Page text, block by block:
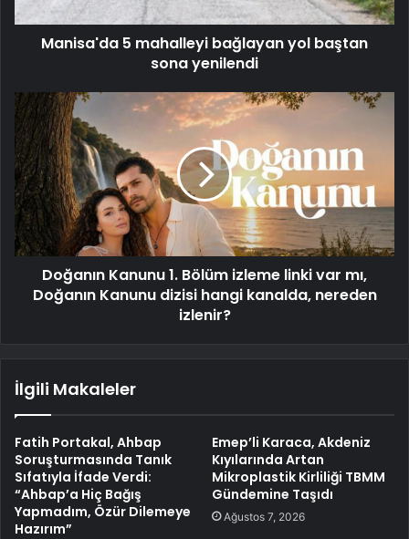
Manisa'da 5 mahalleyi bağlayan yol baştan
sona yenilendi
Doğanın Kanunu 1. Bölüm izleme linki var mı,
Doğanın Kanunu dizisi hangi kanalda, nereden
izlenir?
İlgili Makaleler
Fatih Portakal, Ahbap
Soruşturmasında Tanık
Sıfatıyla İfade Verdi:
“Ahbap’a Hiç Bağış
Yapmadım, Özür Dilemeye
Hazırım”
Emep’li Karaca, Akdeniz
Kıyılarında Artan
Mikroplastik Kirliliği TBMM
Gündemine Taşıdı
Ağustos 7, 2026